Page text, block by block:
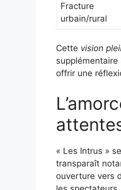
Fracture
urbain/rural
Cette vision
offrir une
« Les Intrus »
transparaît
ouverture vers